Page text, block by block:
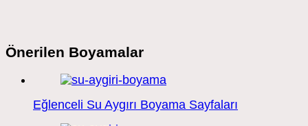
Önerilen Boyamalar
Eğlenceli Su Aygırı Boyama Sayfaları